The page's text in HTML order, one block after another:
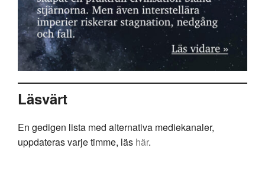
Läsvärt
En gedigen lista med alternativa mediekanaler,
uppdateras varje timme, läs här.